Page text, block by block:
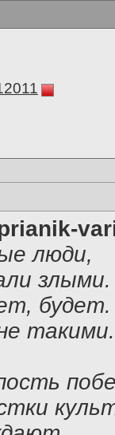
люди,
злыми.
будет.
такими.